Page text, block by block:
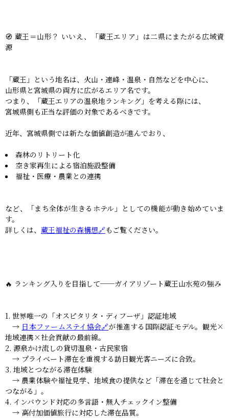
🧭 蔵王＝山形？ いいえ、「蔵王エリア」は二県にまたがる広域資
源
「蔵王」という地名は、火山・連峰・温泉・自然などを中心に、
山形県と宮城県の両方に広がるエリア名です。
つまり、「蔵王エリアの温泉地ランキング」を考える際には、
宮城県側も正当な評価の対象であるべきです。
近年、宮城県側では新たな価値創造が進んでおり、
森林のリトリート化
空き家再生による宿泊施設整備
福祉・医療・農業との連携
など、「まち全体が生きるホテル」としての機能が動き始めていま
す。
詳しくは、 蔵王福祉の森構想🔗もご覧ください。
🔥 ランキング入りを目指して──ガイアリゾート蔵王山水苑の強み
世界唯一の「オスピタリタ・ディフーザ」認証地域
→ 日本ファームステイ協会🔗が推進する国際認証モデル。観光×
地域連携×社会貢献の最前線。
源泉かけ流しの貸切温泉・古民家宿
→ プライベート滞在を重視する訪日観光客ニーズに合致。
地域とつながる滞在体験
→ 農業体験や福祉見学、地域食の提供など「滞在を通じて社会と
つながる」。
インバウンド対応の多言語・無人チェックイン整備
→ 高付加価値旅行に対応した滞在品質。